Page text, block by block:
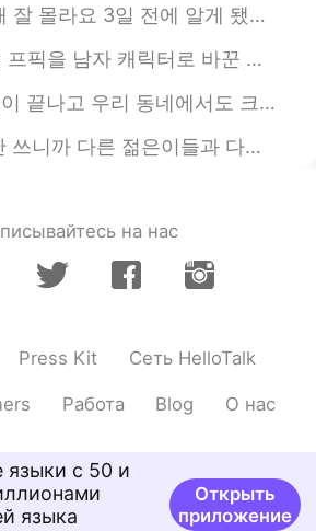
사람의 인품을 알 수 있죠 :)
2019.07.27 17:52
민 공감합니다:)
그걸 알아보는 좋은분들이 팔로
2019.07.27 17:00
다가 ㅋㅋㅋ 헬로톡 친구가 한국에서는 녹차를 절기별로 분류한다고 해서요) 요즘 계절에 대한 글을 종종 올리고 ...
그만 들어옴 작년에 한국에 있었을 땐 괴롭힘 받는게 제일 심했고 떠났을 때는 나아졌고 (만남만 권하는 사람들...
팅이 시작했다. 매일 밤 점점 더 많아지는 예쁜 라이팅을 보면서 산책. 사랑하는 산타클로스 씨, 북극에서 오실...
거 같지만 분명한 차이 하나는 사진을 비교적으로 많이 안 찍는거에요 미국에서 젊은 10대, 20대초반들이 제일 ...
на нас
Press Kit Сеть HelloTalk
Работа Blog О нас
языки с 50 и
языка
Открыть
приложение